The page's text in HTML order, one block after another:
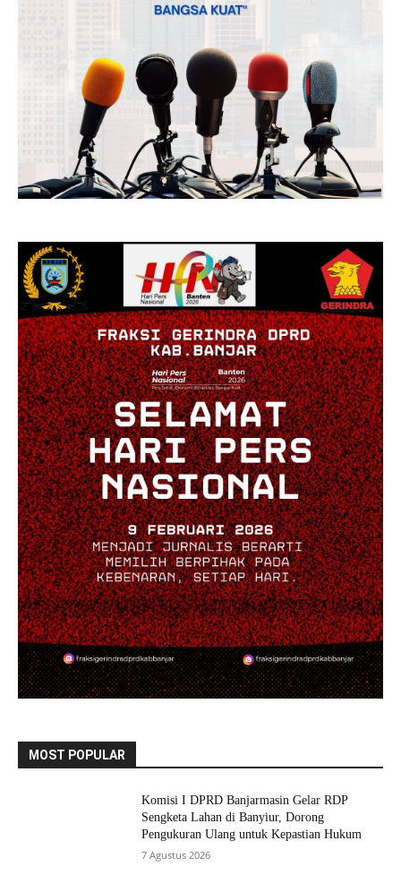
MOST POPULAR
Komisi I DPRD Banjarmasin Gelar RDP
Sengketa Lahan di Banyiur, Dorong
Pengukuran Ulang untuk Kepastian Hukum
7 Agustus 2026